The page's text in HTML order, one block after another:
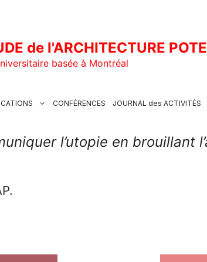
de l'ARCHITECTURE
basée à Montréal
CONFÉRENCES JOURNAL des ACTIVITÉS
l’utopie en brouillant